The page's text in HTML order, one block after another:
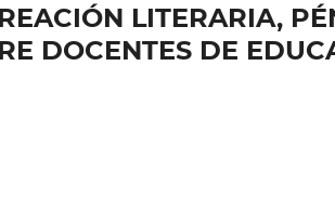
LITERARIA,
DOCENTES DE